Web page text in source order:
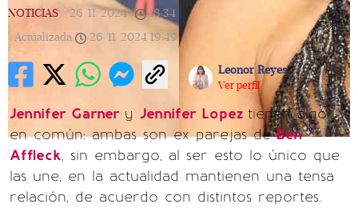
NOTICIAS 26/11/2024 | 18:34
Actualizada
26/11/2024 19:49
Leonor Reyes
Ver perfil
Jennifer Garner y Jennifer Lopez tienen algo
en común: ambas son ex parejas deBen
Affleck, sin embargo, al ser esto lo único que
las une, en la actualidad mantienen una tensa
relación, de acuerdo con distintos reportes.